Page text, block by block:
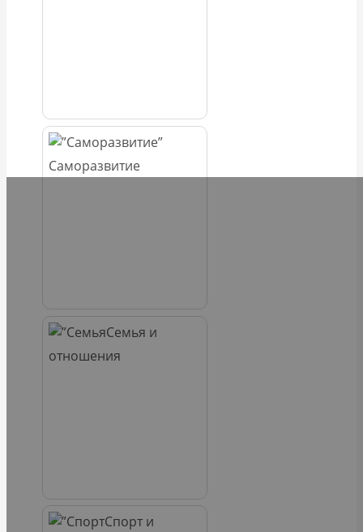
Саморазвитие
Семья и
отношения
Спорт и